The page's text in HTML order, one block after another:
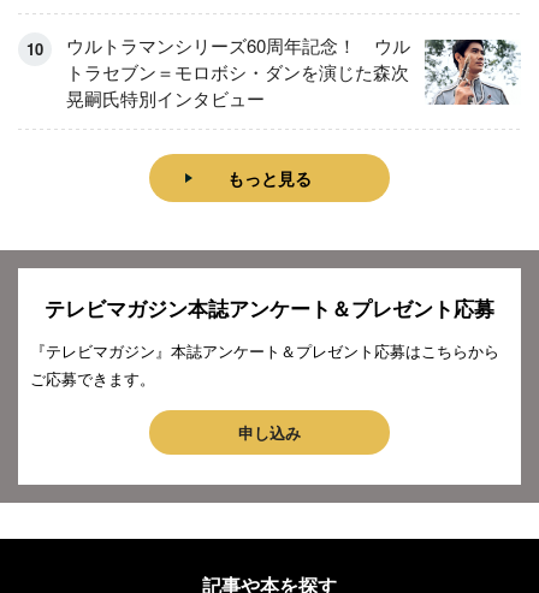
ウルトラマンシリーズ60周年記念！ ウル
トラセブン＝モロボシ・ダンを演じた森次
晃嗣氏特別インタビュー
もっと見る
テレビマガジン本誌アンケート＆プレゼント応募
『テレビマガジン』本誌アンケート＆プレゼント応募はこちらから
ご応募できます。
申し込み
記事や本を探す